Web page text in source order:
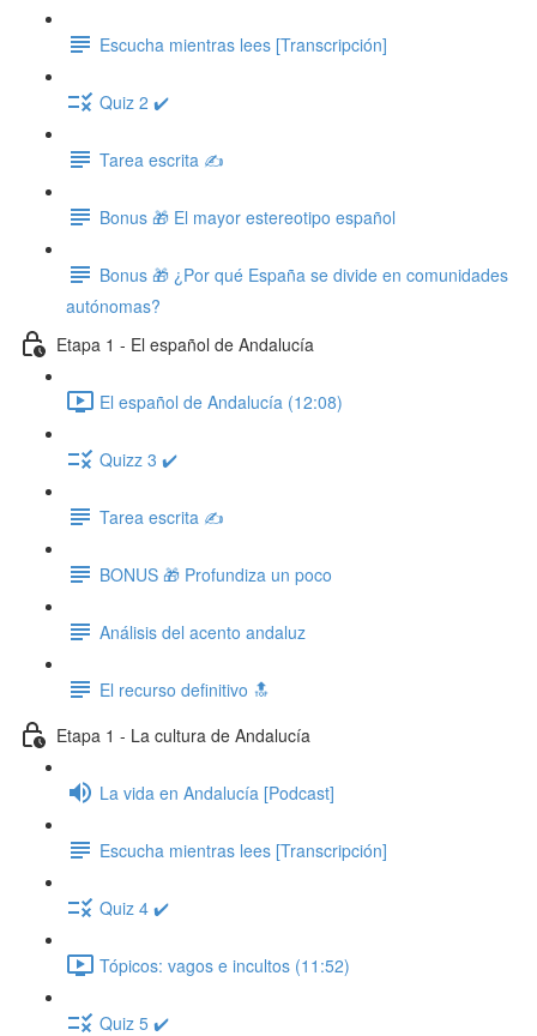
Escucha mientras lees [Transcripción]
Quiz 2 ✔️
Tarea escrita ✍️
Bonus 🎁 El mayor estereotipo español
Bonus 🎁 ¿Por qué España se divide en comunidades
autónomas?
Etapa 1 - El español de Andalucía
El español de Andalucía (12:08)
Quizz 3 ✔️
Tarea escrita ✍️
BONUS 🎁 Profundiza un poco
Análisis del acento andaluz
El recurso definitivo 🔝
Etapa 1 - La cultura de Andalucía
La vida en Andalucía [Podcast]
Escucha mientras lees [Transcripción]
Quiz 4 ✔️
Tópicos: vagos e incultos (11:52)
Quiz 5 ✔️